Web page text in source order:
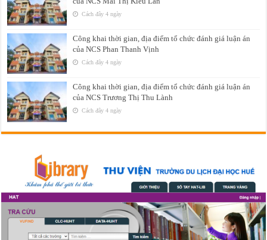
Cách đây 4 ngày
Công khai thời gian, địa điểm tổ chức đánh giá luận án
của NCS Phan Thanh Vịnh
Cách đây 4 ngày
Công khai thời gian, địa điểm tổ chức đánh giá luận án
của NCS Trương Thị Thu Lành
Cách đây 4 ngày